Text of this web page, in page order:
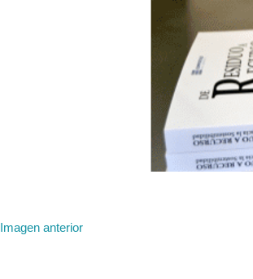
Imagen anterior